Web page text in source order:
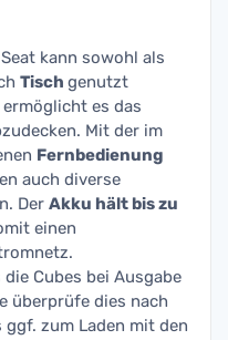
kann sowohl als
Tisch genutzt
ermöglicht es das
Mit der im
Fernbedienung
auch diverse
Der Akku hält bis zu
einen
Cubes bei Ausgabe
überprüfe dies nach
zum Laden mit den